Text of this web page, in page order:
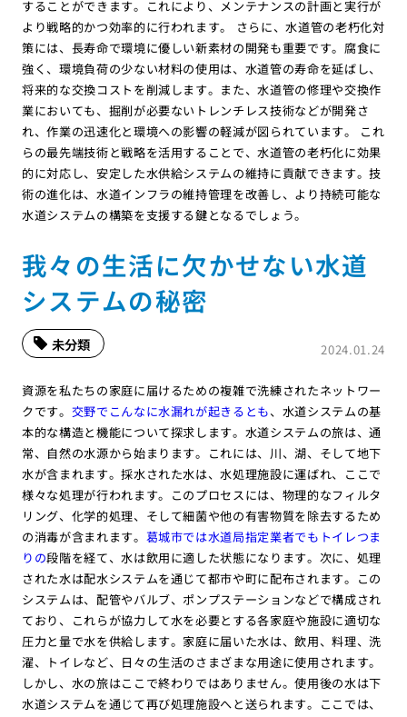
することができます。これにより、メンテナンスの計画と実行が
より戦略的かつ効率的に行われます。 さらに、水道管の老朽化対
策には、長寿命で環境に優しい新素材の開発も重要です。腐食に
強く、環境負荷の少ない材料の使用は、水道管の寿命を延ばし、
将来的な交換コストを削減します。また、水道管の修理や交換作
業においても、掘削が必要ないトレンチレス技術などが開発さ
れ、作業の迅速化と環境への影響の軽減が図られています。 これ
らの最先端技術と戦略を活用することで、水道管の老朽化に効果
的に対応し、安定した水供給システムの維持に貢献できます。技
術の進化は、水道インフラの維持管理を改善し、より持続可能な
水道システムの構築を支援する鍵となるでしょう。
我々の生活に欠かせない水道
システムの秘密
2024.01.24
未分類
資源を私たちの家庭に届けるための複雑で洗練されたネットワー
クです。 交野でこんなに水漏れが起きるとも、水道システムの基
本的な構造と機能について探求します。水道システムの旅は、通
常、自然の水源から始まります。これには、川、湖、そして地下
水が含まれます。採水された水は、水処理施設に運ばれ、ここで
様々な処理が行われます。このプロセスには、物理的なフィルタ
リング、化学的処理、そして細菌や他の有害物質を除去するため
の消毒が含まれます。 葛城市では水道局指定業者でもトイレつま
りの段階を経て、水は飲用に適した状態になります。次に、処理
された水は配水システムを通じて都市や町に配布されます。この
システムは、配管やバルブ、ポンプステーションなどで構成され
ており、これらが協力して水を必要とする各家庭や施設に適切な
圧力と量で水を供給します。家庭に届いた水は、飲用、料理、洗
濯、トイレなど、日々の生活のさまざまな用途に使用されます。
しかし、水の旅はここで終わりではありません。使用後の水は下
水道システムを通じて再び処理施設へと送られます。ここでは、